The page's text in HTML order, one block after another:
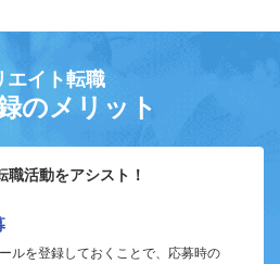
エイト転職
のメリット
活動をアシスト！
ルを登録しておくことで、応募時の